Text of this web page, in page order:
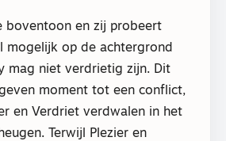
boventoon en zij probeert
mogelijk op de achtergrond
mag niet verdrietig zijn. Dit
moment tot een conflict,
en Verdriet verdwalen in het
Terwijl Plezier en